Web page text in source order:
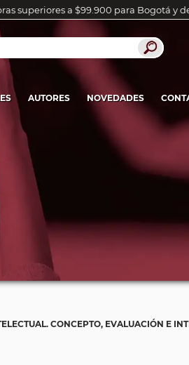
superiores a $99.900 para Bogotá y
AUTORES NOVEDADES
CONCEPTO, EVALUACIÓN E